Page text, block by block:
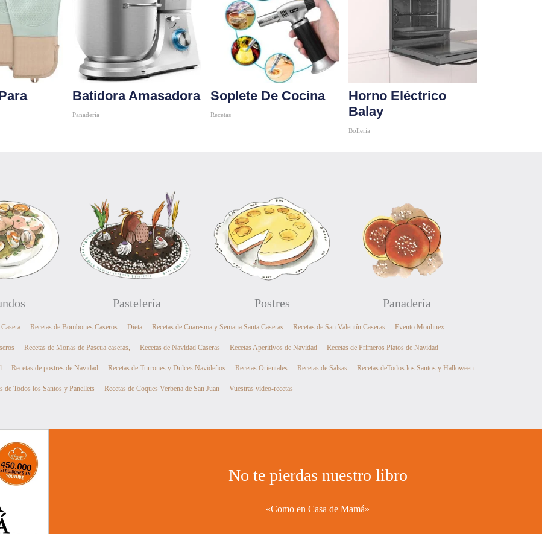
Batidora Amasadora
Panadería
Soplete De Cocina
Recetas
Horno Eléctrico
Balay
Bollería
Pastelería Postres Panadería
Recetas de Bombones Caseros Dieta Recetas de Cuaresma y Semana Santa Caseras Recetas de San Valentín Caseras Evento Moulinex
Recetas de Monas de Pascua caseras, Recetas de Navidad Caseras Recetas Aperitivos de Navidad Recetas de Primeros Platos de Navidad
Recetas de postres de Navidad Recetas de Turrones y Dulces Navideños Recetas Orientales Recetas de Salsas Recetas deTodos los Santos y Halloween
de Todos los Santos y Panellets Recetas de Coques Verbena de San Juan Vuestras video-recetas
No te pierdas nuestro libro
«Como en Casa de Mamá»